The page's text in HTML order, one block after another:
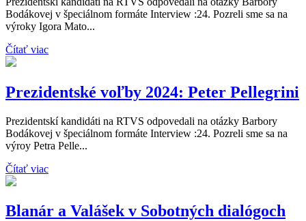
Bodákovej v špeciálnom formáte Interview :24. Pozreli sme sa na
výroky Igora Mato...
Čítať viac
Prezidentské voľby 2024: Peter Pellegrini
Prezidentskí kandidáti na RTVS odpovedali na otázky Barbory
Bodákovej v špeciálnom formáte Interview :24. Pozreli sme sa na
výroy Petra Pelle...
Čítať viac
Blanár a Valášek v Sobotných dialógoch